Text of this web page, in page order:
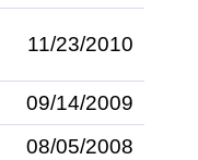
11/23/2010
09/14/2009
08/05/2008